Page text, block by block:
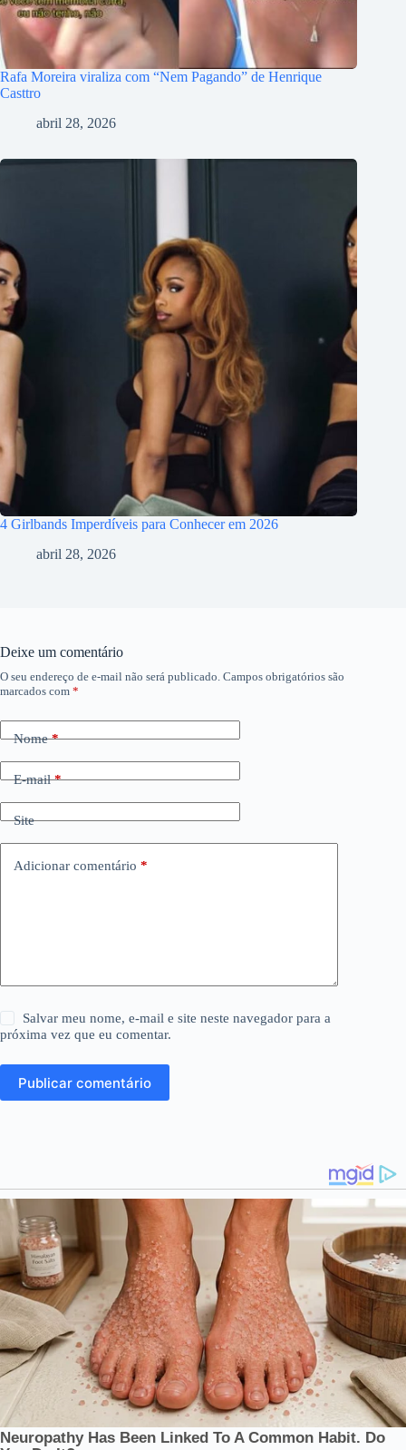
Rafa Moreira viraliza com “Nem Pagando” de Henrique
Casttro
abril 28, 2026
4 Girlbands Imperdíveis para Conhecer em 2026
abril 28, 2026
Deixe um comentário
O seu endereço de e-mail não será publicado. Campos obrigatórios são
marcados com *
Nome*
E-mail*
Site
Adicionar comentário *
Salvar meu nome, e-mail e site neste navegador para a
próxima vez que eu comentar.
Publicar comentário